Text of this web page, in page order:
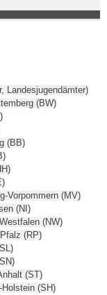
Landesjugendämter)
(BW)
(BB)
Vorpommern (MV)
(NI)
(NW)
(RP)
(ST)
(SH)